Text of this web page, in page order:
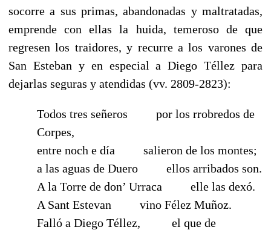
socorre a sus primas, abandonadas y maltratadas,
emprende con ellas la huida, temeroso de que
regresen los traidores, y recurre a los varones de
San Esteban y en especial a Diego Téllez para
dejarlas seguras y atendidas (vv. 2809-2823):
Todos tres señeros ------por los rrobredos de
Corpes,
entre noch e día
salieron de los montes;
a las aguas de Duero
ellos arribados son.
A la Torre de don’ Urraca
elle las dexó.
A Sant Estevan
------vino Félez Muñoz.
Falló a Diego Téllez,
el que de